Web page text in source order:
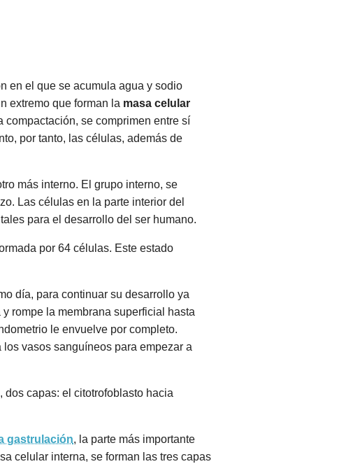
en el que se acumula agua y sodio
extremo que forman la masa celular
compactación, se comprimen entre sí
por tanto, las células, además de
más interno. El grupo interno, se
Las células en la parte interior del
para el desarrollo del ser humano.
por 64 células. Este estado
día, para continuar su desarrollo ya
rompe la membrana superficial hasta
le envuelve por completo.
vasos sanguíneos para empezar a
dos capas: el citotrofoblasto hacia
gastrulación, la parte más importante
celular interna, se forman las tres capas